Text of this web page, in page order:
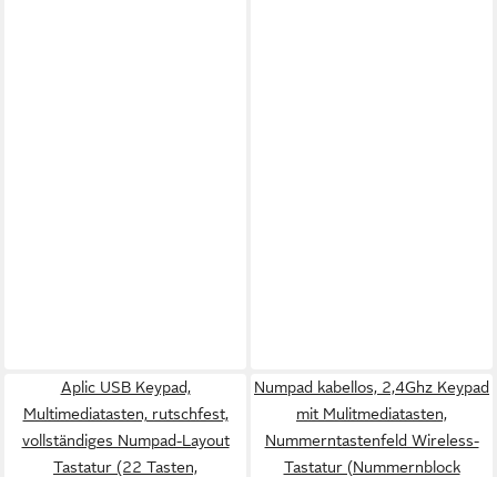
Aplic USB Keypad,
Multimediatasten, rutschfest,
vollständiges Numpad-Layout
Tastatur (22 Tasten,
Numpad kabellos, 2,4Ghz Keypad
mit Mulitmediatasten,
Nummerntastenfeld Wireless-
Tastatur (Nummernblock